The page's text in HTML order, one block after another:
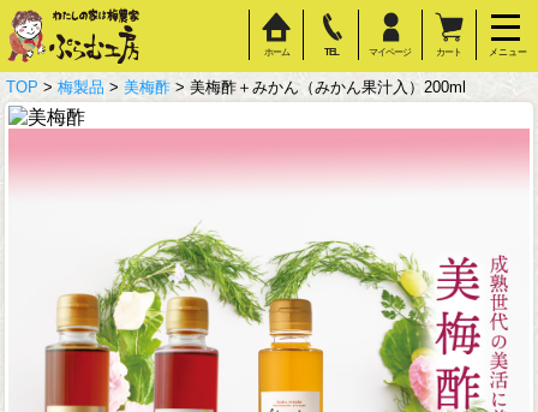
ホーム TEL マイページ カート メニュー
TOP > 梅製品 > 美梅酢 > 美梅酢＋みかん（みかん果汁入）200ml